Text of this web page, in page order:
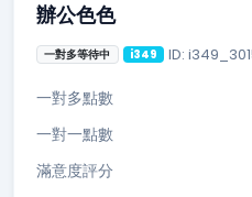
辦公色色
一對多等待中 i349 ID:
一對多點數
一對一點數
滿意度評分